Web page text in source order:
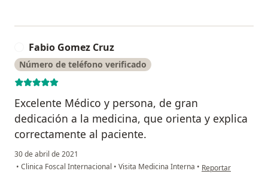
Fabio Gomez Cruz
Número de teléfono verificado
Excelente Médico y persona, de gran
dedicación a la medicina, que orienta y explica
correctamente al paciente.
30 de abril de 2021
• Clinica Foscal Internacional • Visita Medicina Interna • en opinión del
Reportar